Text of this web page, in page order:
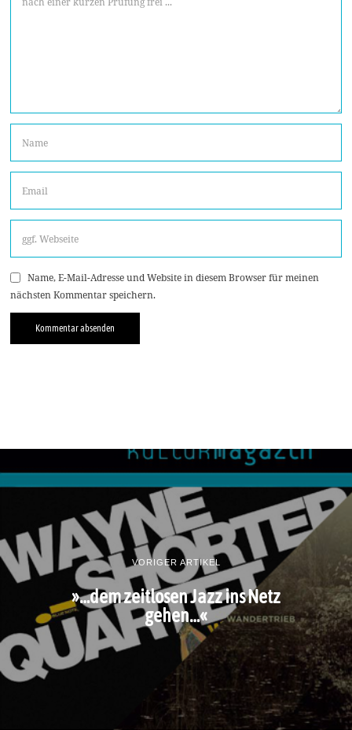
Name, E-Mail-Adresse und Website in diesem Browser für meinen
nächsten Kommentar speichern.
VORIGER ARTIKEL
»…dem zeitlosen Jazz ins Netz
gehen…«